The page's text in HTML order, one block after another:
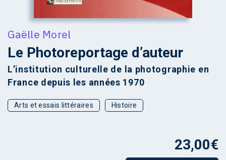
Gaëlle Morel
Le Photoreportage d’auteur
L’institution culturelle de la photographie en
France depuis les années 1970
Arts et essais littéraires Histoire
23,00€